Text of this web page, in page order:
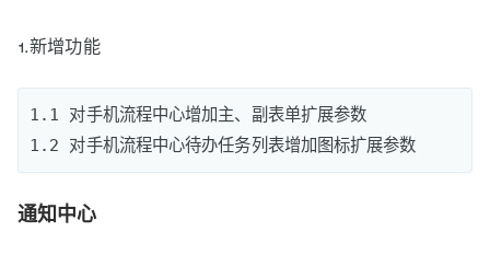
1.新增功能
1.1 对手机流程中心增加主、副表单扩展参数
通知中心